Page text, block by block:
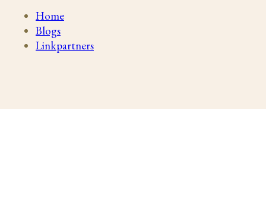
Home
Blogs
Linkpartners